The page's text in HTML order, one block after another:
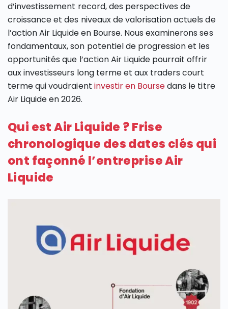
d’investissement record, des perspectives de
croissance et des niveaux de valorisation actuels de
l’action Air Liquide en Bourse. Nous examinerons ses
fondamentaux, son potentiel de progression et les
opportunités que l’action Air Liquide pourrait offrir
aux investisseurs long terme et aux traders court
terme qui voudraient investir en Boursedans le titre
Air Liquide en 2026.
Qui est Air Liquide ? Frise
chronologique des dates clés qui
ont façonné l’entreprise Air
Liquide